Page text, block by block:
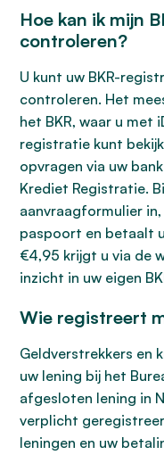
Hoe kan ik mijn
controleren?
U kunt uw BKR-
controleren. Het
het BKR, waar u met
registratie kunt
opvragen via uw
Krediet Registratie.
aanvraagformulier
paspoort en betaalt
€4,95 krijgt u via de
inzicht in uw eigen
Wie registreert
Geldverstrekkers en
uw lening bij het
afgesloten lening in
verplicht
leningen en uw